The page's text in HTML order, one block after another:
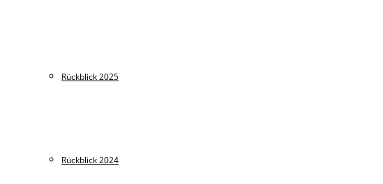
Rückblick 2025
Rückblick 2024